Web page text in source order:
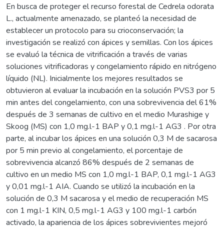
En busca de proteger el recurso forestal de Cedrela odorata
L., actualmente amenazado, se planteó la necesidad de
establecer un protocolo para su crioconservación; la
investigación se realizó con ápices y semillas. Con los ápices
se evaluó la técnica de vitrificación a través de varias
soluciones vitrificadoras y congelamiento rápido en nitrógeno
líquido (NL). Inicialmente los mejores resultados se
obtuvieron al evaluar la incubación en la solución PVS3 por 5
min antes del congelamiento, con una sobrevivencia del 61%
después de 3 semanas de cultivo en el medio Murashige y
Skoog (MS) con 1,0 mg.l-1 BAP y 0,1 mg.l-1 AG3 . Por otra
parte, al incubar los ápices en una solución 0,3 M de sacarosa
por 5 min previo al congelamiento, el porcentaje de
sobrevivencia alcanzó 86% después de 2 semanas de
cultivo en un medio MS con 1,0 mg.l-1 BAP, 0,1 mg.l-1 AG3
y 0,01 mg.l-1 AIA. Cuando se utilizó la incubación en la
solución de 0,3 M sacarosa y el medio de recuperación MS
con 1 mg.l-1 KIN, 0,5 mg.l-1 AG3 y 100 mg.l-1 carbón
activado, la apariencia de los ápices sobrevivientes mejoró